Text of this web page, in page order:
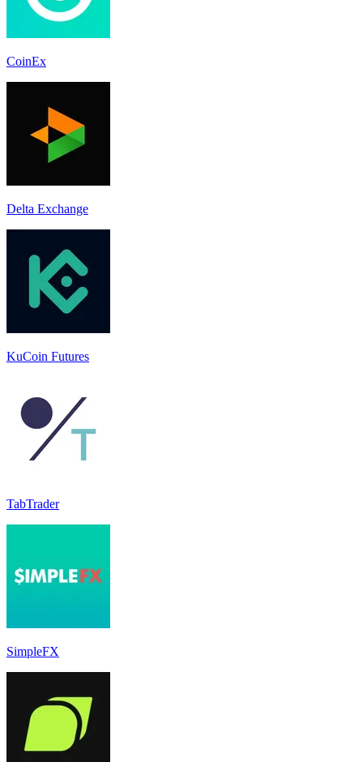
CoinEx
Delta Exchange
KuCoin Futures
TabTrader
SimpleFX